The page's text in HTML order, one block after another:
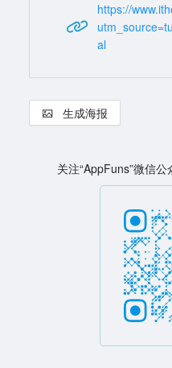
https://
al
生成海报
关注“AppFuns”微信